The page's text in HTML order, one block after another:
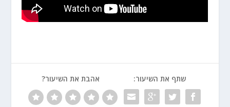
שתף את השיעור: אהבת את השיעור?